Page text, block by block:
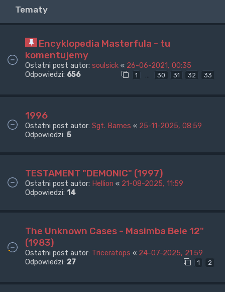
Tematy
Encyklopedia Masterfula - tu
komentujemy
Ostatni post autor: soulsick « 26-06-2021, 00:35
Odpowiedzi: 656 1 … 30 31 32 33
1996
Ostatni post autor: Sgt. Barnes « 25-11-2025, 08:59
Odpowiedzi: 5
TESTAMENT "DEMONIC" (1997)
Ostatni post autor: Hellion « 21-08-2025, 11:59
Odpowiedzi: 14
The Unknown Cases - Masimba Bele 12"
(1983)
Ostatni post autor: Triceratops « 24-07-2025, 21:59
Odpowiedzi: 27 1 2